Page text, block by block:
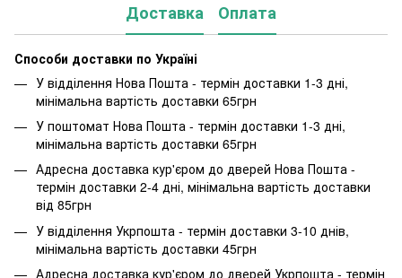
Доставка Оплата
Способи доставки по Україні
У відділення Нова Пошта - термін доставки 1-3 дні,
мінімальна вартість доставки 65грн
У поштомат Нова Пошта - термін доставки 1-3 дні,
мінімальна вартість доставки 65грн
Адресна доставка кур'єром до дверей Нова Пошта -
термін доставки 2-4 дні, мінімальна вартість доставки
від 85грн
У відділення Укрпошта - термін доставки 3-10 днів,
мінімальна вартість доставки 45грн
Адресна доставка кур'єром до дверей Укрпошта - термін